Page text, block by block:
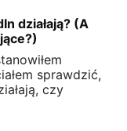
działają? (A
sprawdzić,
czy